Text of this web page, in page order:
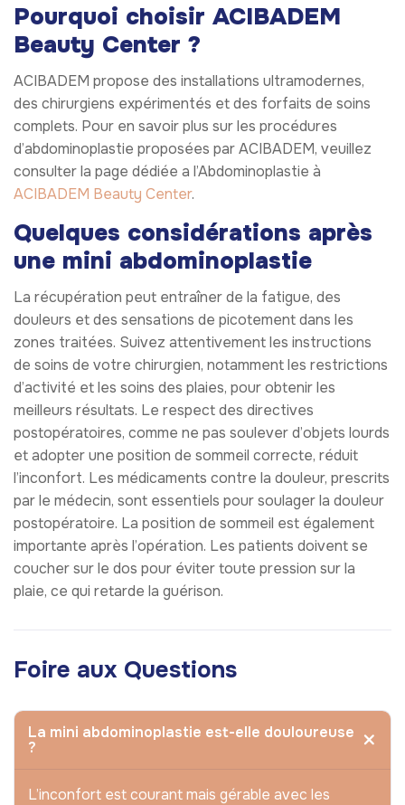
Pourquoi choisir ACIBADEM
Beauty Center ?
ACIBADEM propose des installations ultramodernes,
des chirurgiens expérimentés et des forfaits de soins
complets. Pour en savoir plus sur les procédures
d’abdominoplastie proposées par ACIBADEM, veuillez
consulter la page dédiée a l’Abdominoplastie à
ACIBADEM Beauty Center.
Quelques considérations après
une mini abdominoplastie
La récupération peut entraîner de la fatigue, des
douleurs et des sensations de picotement dans les
zones traitées. Suivez attentivement les instructions
de soins de votre chirurgien, notamment les restrictions
d’activité et les soins des plaies, pour obtenir les
meilleurs résultats. Le respect des directives
postopératoires, comme ne pas soulever d’objets lourds
et adopter une position de sommeil correcte, réduit
l’inconfort. Les médicaments contre la douleur, prescrits
par le médecin, sont essentiels pour soulager la douleur
postopératoire. La position de sommeil est également
importante après l’opération. Les patients doivent se
coucher sur le dos pour éviter toute pression sur la
plaie, ce qui retarde la guérison.
Foire aux Questions
La mini abdominoplastie est-elle douloureuse
?
L’inconfort est courant mais gérable avec les